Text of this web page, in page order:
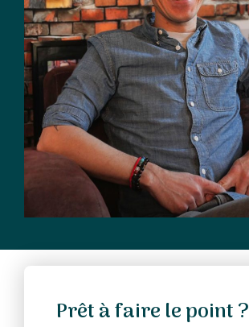
Prêt à faire le point ?